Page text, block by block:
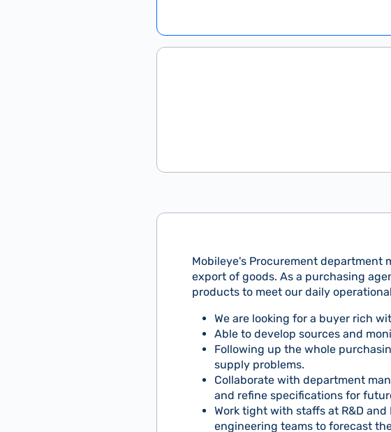
Mobileye's Procurement department
export of goods. As a purchasing
products to meet our daily
We are looking for a buyer rich
Able to develop sources and
Following up the whole
supply problems.
Collaborate with department
and refine specifications for
Work tight with staffs at R&D
engineering teams to forecast